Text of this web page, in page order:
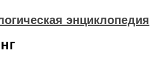
энциклопедия